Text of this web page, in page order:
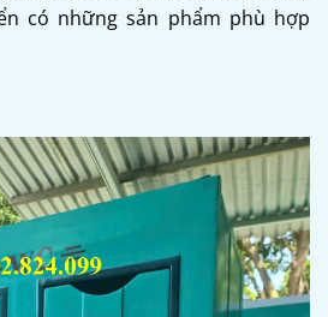
có những sản phẩm phù hợp